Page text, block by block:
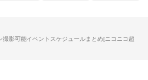
影可能イベントスケジュールまとめ[ニコニコ超